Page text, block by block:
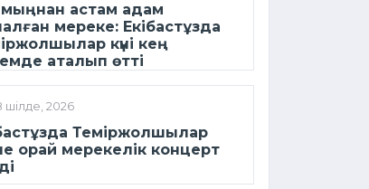
мыңнан астам адам
мереке: Екібастұзда
күні кең
аталып өтті
шілде, 2026
Теміржолшылар
орай мерекелік концерт